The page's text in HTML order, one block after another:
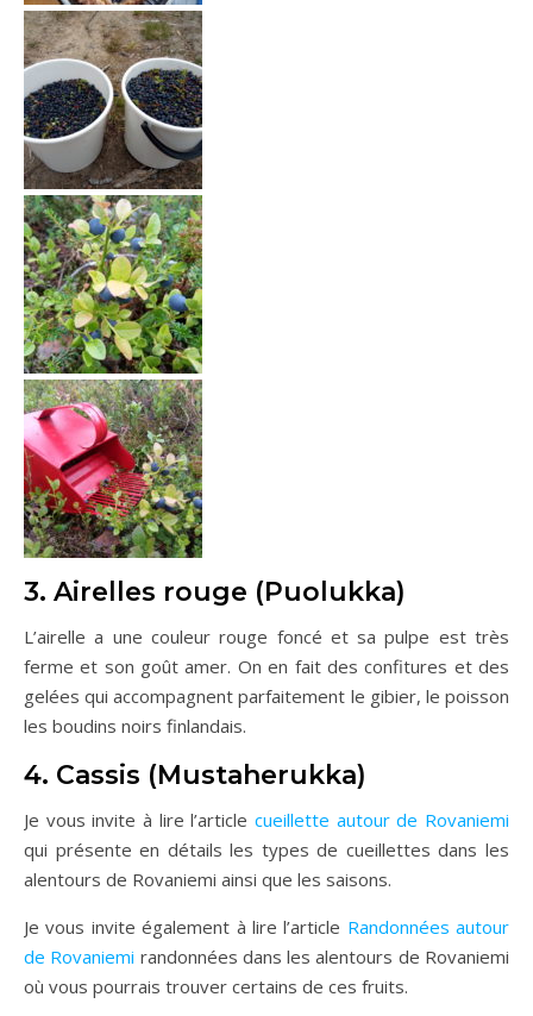
3. Airelles rouge (Puolukka)
L’airelle a une couleur rouge foncé et sa pulpe est très
ferme et son goût amer. On en fait des confitures et des
gelées qui accompagnent parfaitement le gibier, le poisson
les boudins noirs finlandais.
4. Cassis (Mustaherukka)
Je vous invite à lire l’article cueillette autour de Rovaniemi
qui présente en détails les types de cueillettes dans les
alentours de Rovaniemi ainsi que les saisons.
Je vous invite également à lire l’article Randonnées autour
de Rovaniemi randonnées dans les alentours de Rovaniemi
où vous pourrais trouver certains de ces fruits.